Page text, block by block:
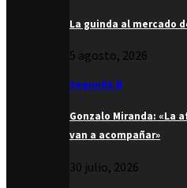
La guinda al mercado
5 agosto, 2026
Segunda B
Gonzalo Miranda: «La
van a acompañar»
30 julio, 2026